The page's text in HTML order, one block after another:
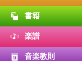
書籍
楽譜
音楽教則